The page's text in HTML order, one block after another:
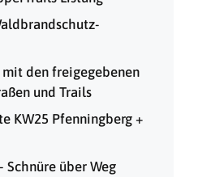
den freigegebenen
und Trails
KW25 Pfenningberg +
über Weg